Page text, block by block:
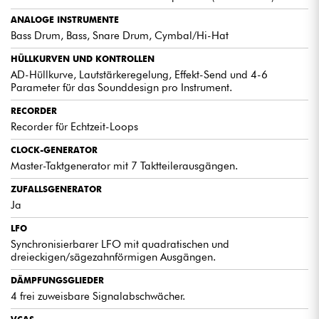
ANALOGE INSTRUMENTE
Bass Drum, Bass, Snare Drum, Cymbal/Hi-Hat
HÜLLKURVEN UND KONTROLLEN
AD-Hüllkurve, Lautstärkeregelung, Effekt-Send und 4-6
Parameter für das Sounddesign pro Instrument.
RECORDER
Recorder für Echtzeit-Loops
CLOCK-GENERATOR
Master-Taktgenerator mit 7 Taktteilerausgängen.
ZUFALLSGENERATOR
Ja
LFO
Synchronisierbarer LFO mit quadratischen und
dreieckigen/sägezahnförmigen Ausgängen.
DÄMPFUNGSGLIEDER
4 frei zuweisbare Signalabschwächer.